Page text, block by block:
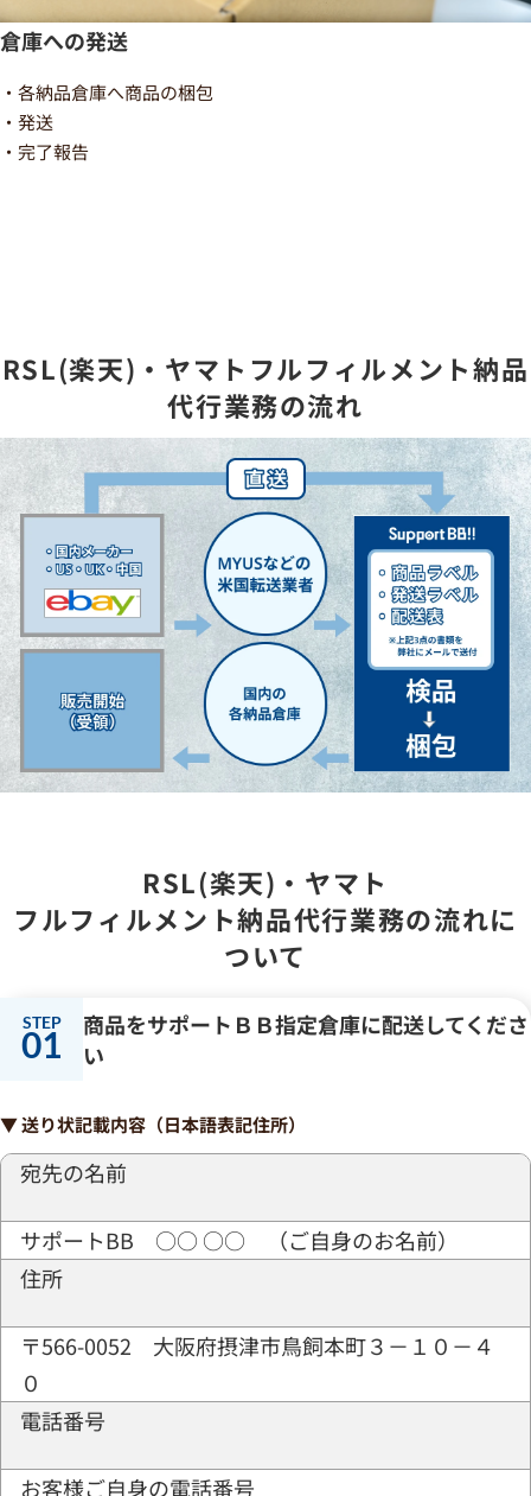
倉庫への発送
・各納品倉庫へ商品の梱包
・発送
・完了報告
RSL(楽天)・ヤマトフルフィルメント納品
代行業務の流れ
RSL(楽天)・ヤマト
フルフィルメント納品代行業務の流れに
ついて
01
商品をサポートＢＢ指定倉庫に配送してくださ
い
▼ 送り状記載内容（日本語表記住所）
宛先の名前
サポートBB ○○ ○○ （ご自身のお名前）
住所
〒566-0052 大阪府摂津市鳥飼本町３－１０－４
０
電話番号
お客様ご自身の電話番号